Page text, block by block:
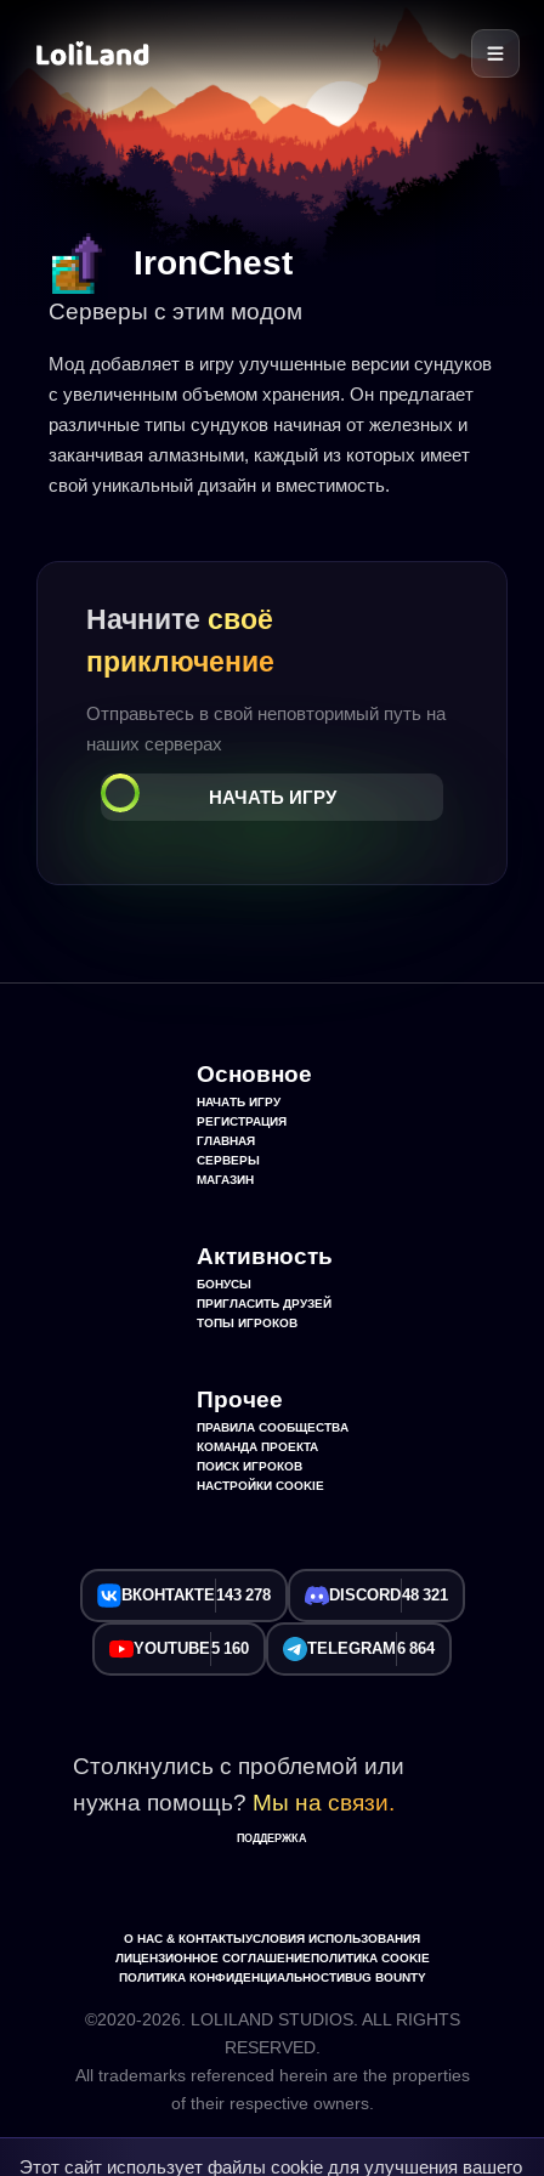
LoliLand
IronChest
Серверы с этим модом
Мод добавляет в игру улучшенные версии сундуков
с увеличенным объемом хранения. Он предлагает
различные типы сундуков начиная от железных и
заканчивая алмазными, каждый из которых имеет
свой уникальный дизайн и вместимость.
Начните своё
приключение
Отправьтесь в свой неповторимый путь на
наших серверах
НАЧАТЬ ИГРУ
Основное
НАЧАТЬ ИГРУ
РЕГИСТРАЦИЯ
ГЛАВНАЯ
СЕРВЕРЫ
МАГАЗИН
Активность
БОНУСЫ
ПРИГЛАСИТЬ ДРУЗЕЙ
ТОПЫ ИГРОКОВ
Прочее
ПРАВИЛА СООБЩЕСТВА
КОМАНДА ПРОЕКТА
ПОИСК ИГРОКОВ
НАСТРОЙКИ COOKIE
ВКОНТАКТЕ143 278 DISCORD48 321
YOUTUBE5 160 TELEGRAM 6 864
Столкнулись с проблемой или
нужна помощь? Мы на связи.
ПОДДЕРЖКА
О НАС & КОНТАКТЫУСЛОВИЯ ИСПОЛЬЗОВАНИЯ
ЛИЦЕНЗИОННОЕ СОГЛАШЕНИЕПОЛИТИКА COOKIE
ПОЛИТИКА КОНФИДЕНЦИАЛЬНОСТИBUG BOUNTY
©2020-2026. LOLILAND STUDIOS. ALL RIGHTS
RESERVED.
All trademarks referenced herein are the properties
Этот сайт использует файлы cookie для улучшения вашего